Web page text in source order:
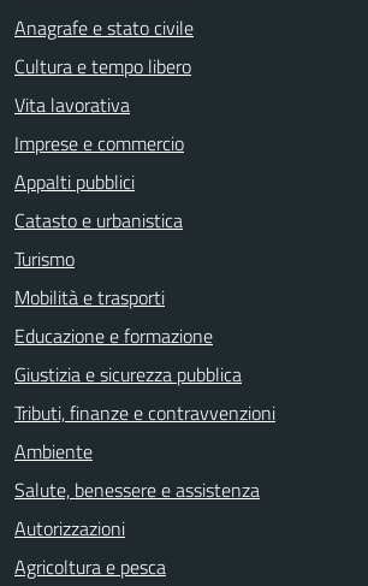
Anagrafe e stato civile
Cultura e tempo libero
Vita lavorativa
Imprese e commercio
Appalti pubblici
Catasto e urbanistica
Turismo
Mobilità e trasporti
Educazione e formazione
Giustizia e sicurezza pubblica
Tributi, finanze e contravvenzioni
Ambiente
Salute, benessere e assistenza
Autorizzazioni
Agricoltura e pesca